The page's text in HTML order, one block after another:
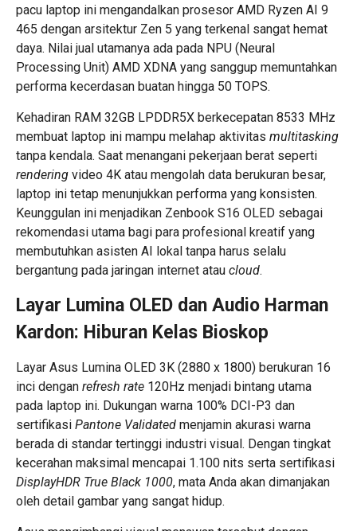
pacu laptop ini mengandalkan prosesor AMD Ryzen AI 9
465 dengan arsitektur Zen 5 yang terkenal sangat hemat
daya. Nilai jual utamanya ada pada NPU (Neural
Processing Unit) AMD XDNA yang sanggup memuntahkan
performa kecerdasan buatan hingga 50 TOPS.
Kehadiran RAM 32GB LPDDR5X berkecepatan 8533 MHz
membuat laptop ini mampu melahap aktivitas multitasking
tanpa kendala. Saat menangani pekerjaan berat seperti
rendering video 4K atau mengolah data berukuran besar,
laptop ini tetap menunjukkan performa yang konsisten.
Keunggulan ini menjadikan Zenbook S16 OLED sebagai
rekomendasi utama bagi para profesional kreatif yang
membutuhkan asisten AI lokal tanpa harus selalu
bergantung pada jaringan internet atau cloud.
Layar Lumina OLED dan Audio Harman
Kardon: Hiburan Kelas Bioskop
Layar Asus Lumina OLED 3K (2880 x 1800) berukuran 16
inci dengan refresh rate 120Hz menjadi bintang utama
pada laptop ini. Dukungan warna 100% DCI-P3 dan
sertifikasi Pantone Validated menjamin akurasi warna
berada di standar tertinggi industri visual. Dengan tingkat
kecerahan maksimal mencapai 1.100 nits serta sertifikasi
DisplayHDR True Black 1000, mata Anda akan dimanjakan
oleh detail gambar yang sangat hidup.